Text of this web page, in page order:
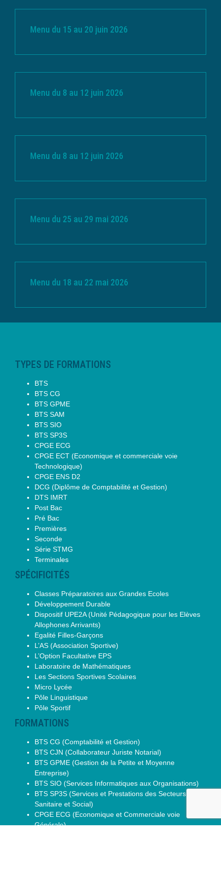
Menu du 15 au 20 juin 2026
Menu du 8 au 12 juin 2026
Menu du 8 au 12 juin 2026
Menu du 25 au 29 mai 2026
Menu du 18 au 22 mai 2026
TYPES DE FORMATIONS
BTS
BTS CG
BTS GPME
BTS SAM
BTS SIO
BTS SP3S
CPGE ECG
CPGE ECT (Economique et commerciale voie
Technologique)
CPGE ENS D2
DCG (Diplôme de Comptabilité et Gestion)
DTS IMRT
Post Bac
Pré Bac
Premières
Seconde
Série STMG
Terminales
SPÉCIFICITÉS
Classes Préparatoires aux Grandes Ecoles
Développement Durable
Dispositif UPE2A (Unité Pédagogique pour les Elèves
Allophones Arrivants)
Egalité Filles-Garçons
L’AS (Association Sportive)
L’Option Facultative EPS
Laboratoire de Mathématiques
Les Sections Sportives Scolaires
Micro Lycée
Pôle Linguistique
Pôle Sportif
FORMATIONS
BTS CG (Comptabilité et Gestion)
BTS CJN (Collaborateur Juriste Notarial)
BTS GPME (Gestion de la Petite et Moyenne
Entreprise)
BTS SIO (Services Informatiques aux Organisations)
BTS SP3S (Services et Prestations des Secteurs
Sanitaire et Social)
CPGE ECG (Economique et Commerciale voie
Générale)